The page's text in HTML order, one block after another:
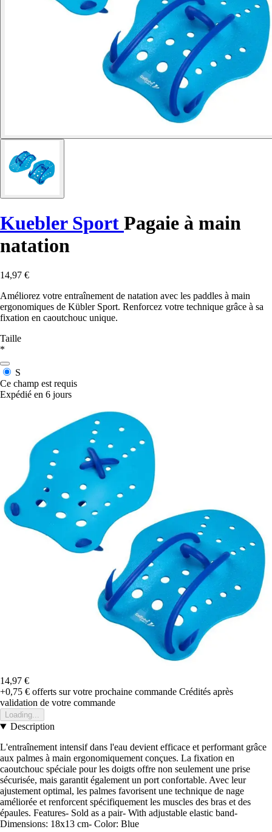
Kuebler Sport Pagaie à main
natation
14,97 €
Améliorez votre entraînement de natation avec les paddles à main
ergonomiques de Kübler Sport. Renforcez votre technique grâce à sa
fixation en caoutchouc unique.
Taille
*
S
Ce champ est requis
Expédié en 6 jours
14,97 €
+0,75 € offerts sur votre prochaine commande Crédités après
validation de votre commande
Loading...
Description
L'entraînement intensif dans l'eau devient efficace et performant grâce
aux palmes à main ergonomiquement conçues. La fixation en
caoutchouc spéciale pour les doigts offre non seulement une prise
sécurisée, mais garantit également un port confortable. Avec leur
ajustement optimal, les palmes favorisent une technique de nage
améliorée et renforcent spécifiquement les muscles des bras et des
épaules. Features- Sold as a pair- With adjustable elastic band-
Dimensions: 18x13 cm- Color: Blue